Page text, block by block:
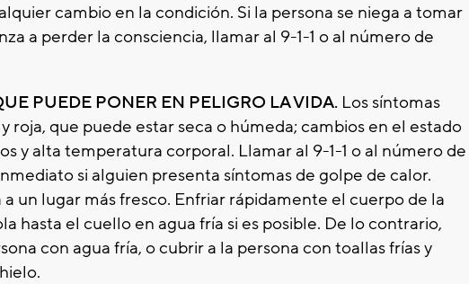
cambio en la condición. Si la persona se niega a tomar
a perder la consciencia, llamar al 9-1-1 o al número de
PUEDE PONER EN PELIGRO LA VIDA. Los síntomas
roja, que puede estar seca o húmeda; cambios en el estado
y alta temperatura corporal. Llamar al 9-1-1 o al número de
si alguien presenta síntomas de golpe de calor.
a un lugar más fresco. Enfriar rápidamente el cuerpo de la
hasta el cuello en agua fría si es posible. De lo contrario,
con agua fría, o cubrir a la persona con toallas frías y